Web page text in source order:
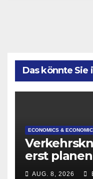
Das könnte Sie
ECONOMICS &
erst planen
AUG. 8, 2026